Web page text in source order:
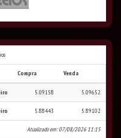
Compra Venda
5.09158 5.09652
5.88443 5.89102
Atualizado em: 07/08/2026 11:15